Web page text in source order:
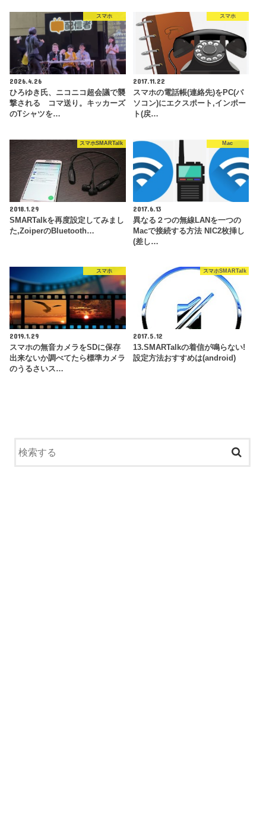
スマホ
2026.4.26
ひろゆき氏、ニコニコ超会議で襲
撃される コマ送り。キッカーズ
のTシャツを…
スマホ
2017.11.22
スマホの電話帳(連絡先)をPC(パ
ソコン)にエクスポート,インポー
ト(戻…
スマホSMARTalk
2018.1.29
SMARTalkを再度設定してみまし
た,ZoiperのBluetooth…
Mac
2017.6.13
異なる２つの無線LANを一つの
Macで接続する方法 NIC2枚挿し
(差し…
スマホ
2019.1.29
スマホの無音カメラをSDに保存
出来ないか調べてたら標準カメラ
のうるさいス…
スマホSMARTalk
2017.5.12
13.SMARTalkの着信が鳴らない!
設定方法おすすめは(android)